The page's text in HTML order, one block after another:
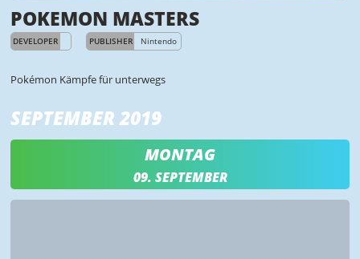
POKEMON MASTERS
DEVELOPER PUBLISHER Nintendo
Pokémon Kämpfe für unterwegs
SEPTEMBER 2019
MONTAG
09. SEPTEMBER